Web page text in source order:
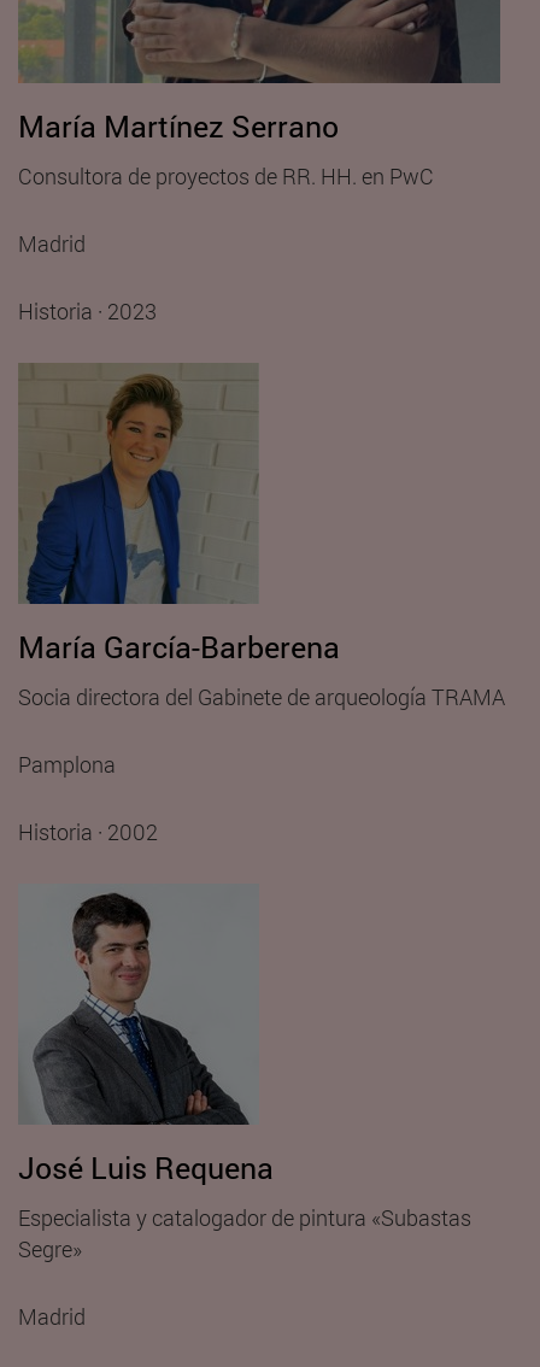
María Martínez Serrano
Consultora de proyectos de RR. HH. en PwC
Madrid
Historia · 2023
María García-Barberena
Socia directora del Gabinete de arqueología TRAMA
Pamplona
Historia · 2002
José Luis Requena
Especialista y catalogador de pintura «Subastas
Segre»
Madrid